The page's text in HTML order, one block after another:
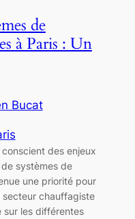
de
à Paris : Un
Bucat
des enjeux
systèmes de
une priorité pour
chauffagiste
sur les différentes